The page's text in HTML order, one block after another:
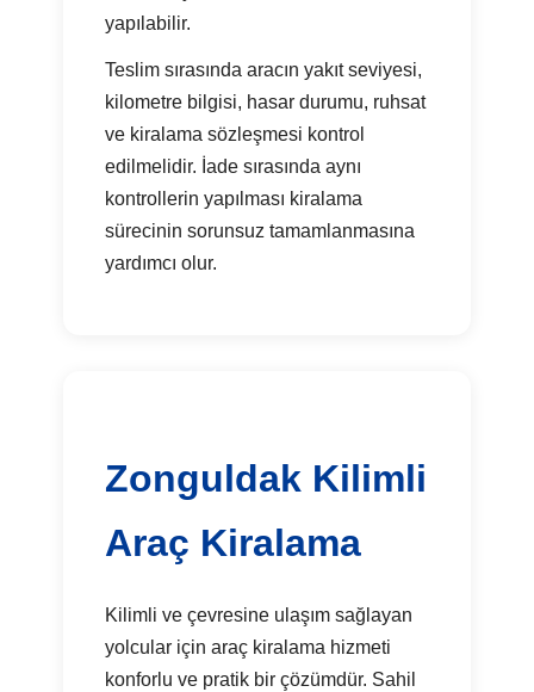
yapılabilir.
Teslim sırasında aracın yakıt seviyesi,
kilometre bilgisi, hasar durumu, ruhsat
ve kiralama sözleşmesi kontrol
edilmelidir. İade sırasında aynı
kontrollerin yapılması kiralama
sürecinin sorunsuz tamamlanmasına
yardımcı olur.
Zonguldak Kilimli
Araç Kiralama
Kilimli ve çevresine ulaşım sağlayan
yolcular için araç kiralama hizmeti
konforlu ve pratik bir çözümdür. Sahil